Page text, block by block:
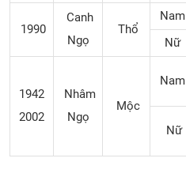
1990
Canh
Ngọ
Thổ
Nam
Nữ
1942
2002
Nhâm
Ngọ
Mộc
Nam
Nữ